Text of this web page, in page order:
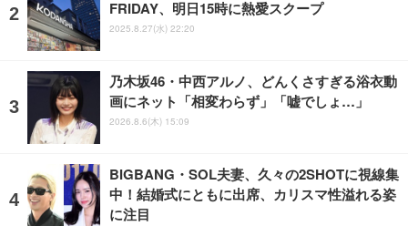
FRIDAY、明日15時に熱愛スクープ
2025.8.27(水) 22:20
乃木坂46・中西アルノ、どんくさすぎる浴衣動
画にネット「相変わらず」「嘘でしょ…」
2026.8.6(木) 15:09
BIGBANG・SOL夫妻、久々の2SHOTに視線集
中！結婚式にともに出席、カリスマ性溢れる姿
に注目